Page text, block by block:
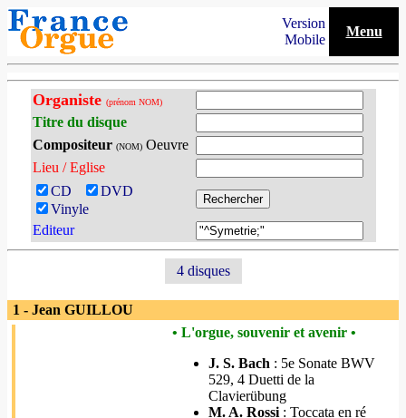
Version
Mobile
Menu
Organiste (prénom NOM)
Titre du disque
Compositeur (NOM)Oeuvre
Lieu / Eglise
CD
DVD
Vinyle
Editeur
4 disques
1 - Jean GUILLOU
• L'orgue, souvenir et avenir •
J. S. Bach : 5e Sonate BWV
529, 4 Duetti de la
Clavierübung
M. A. Rossi : Toccata en ré